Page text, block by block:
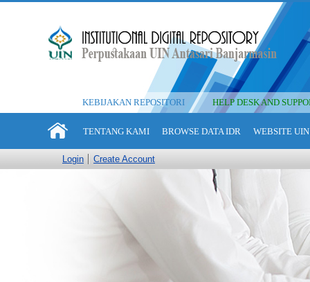
KEBIJAKAN REPOSITORI HELP DESK AND
TENTANG KAMI BROWSE DATA IDR WEBSITE
Login Create Account